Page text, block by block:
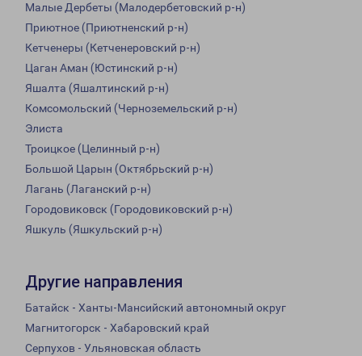
Малые Дербеты (Малодербетовский р-н)
Приютное (Приютненский р-н)
Кетченеры (Кетченеровский р-н)
Цаган Аман (Юстинский р-н)
Яшалта (Яшалтинский р-н)
Комсомольский (Черноземельский р-н)
Элиста
Троицкое (Целинный р-н)
Большой Царын (Октябрьский р-н)
Лагань (Лаганский р-н)
Городовиковск (Городовиковский р-н)
Яшкуль (Яшкульский р-н)
Другие направления
Батайск - Ханты-Мансийский автономный округ
Магнитогорск - Хабаровский край
Серпухов - Ульяновская область